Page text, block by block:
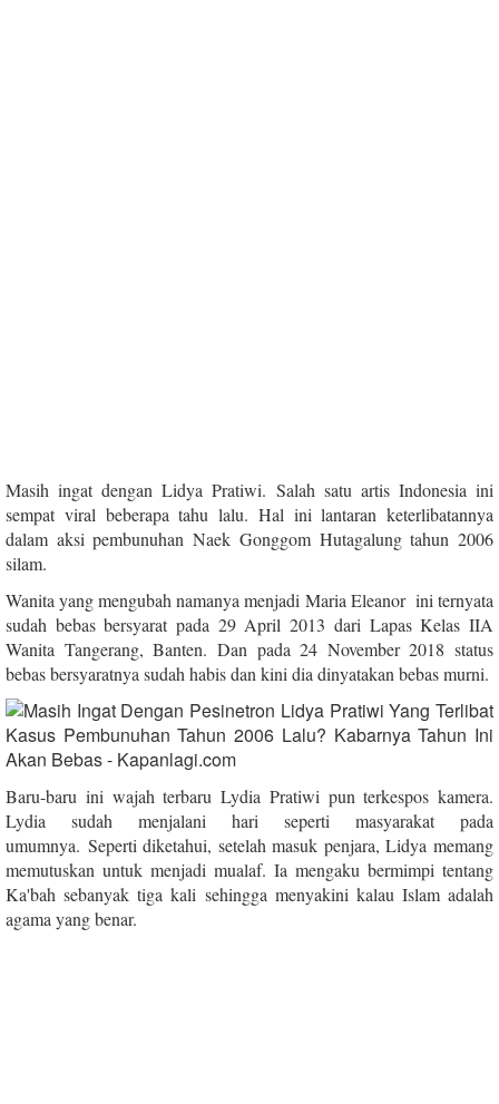
Masih ingat dengan Lidya Pratiwi. Salah satu artis Indonesia ini
sempat viral beberapa tahu lalu. Hal ini lantaran keterlibatannya
dalam aksi pembunuhan Naek Gonggom Hutagalung tahun 2006
silam.
Wanita yang mengubah namanya menjadi Maria Eleanor ini ternyata
sudah bebas bersyarat pada 29 April 2013 dari Lapas Kelas IIA
Wanita Tangerang, Banten. Dan pada 24 November 2018 status
bebas bersyaratnya sudah habis dan kini dia dinyatakan bebas murni.
Baru-baru ini wajah terbaru Lydia Pratiwi pun terkespos kamera.
Lydia sudah menjalani hari seperti masyarakat pada
umumnya. Seperti diketahui, setelah masuk penjara, Lidya memang
memutuskan untuk menjadi mualaf. Ia mengaku bermimpi tentang
Ka'bah sebanyak tiga kali sehingga menyakini kalau Islam adalah
agama yang benar.